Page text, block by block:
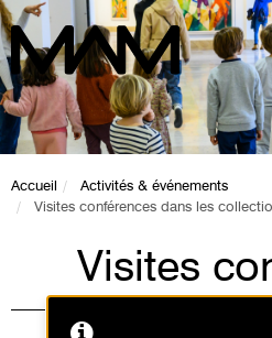
Accueil
Activités & événements
Visites conférences dans les
Visites
dans les